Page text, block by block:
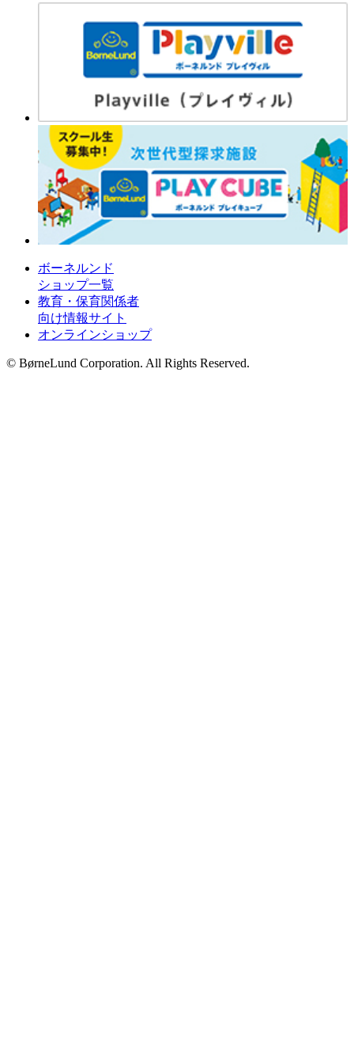
ボーネルンド
ショップ一覧
教育・保育関係者
向け情報サイト
オンラインショップ
© BørneLund Corporation. All Rights Reserved.